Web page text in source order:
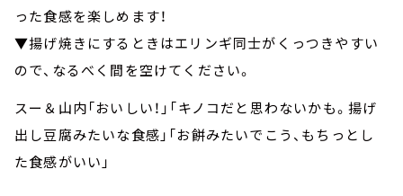
った食感を楽しめます！
▼揚げ焼きにするときはエリンギ同士がくっつきやすい
ので、なるべく間を空けてください。
スー＆山内「おいしい！」「キノコだと思わないかも。揚げ
出し豆腐みたいな食感」「お餅みたいでこう、もちっとし
た食感がいい」